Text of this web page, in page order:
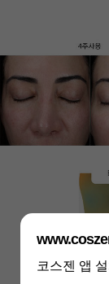
코스젠 앱